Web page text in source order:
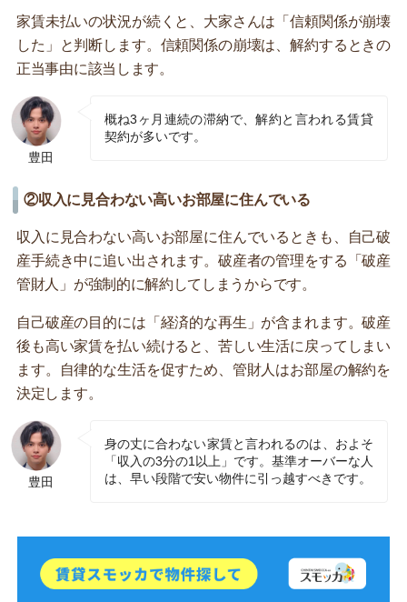
家賃未払いの状況が続くと、大家さんは「信頼関係が崩壊
した」と判断します。信頼関係の崩壊は、解約するときの
正当事由に該当します。
豊田
概ね3ヶ月連続の滞納で、解約と言われる賃貸
契約が多いです。
②収入に見合わない高いお部屋に住んでいる
収入に見合わない高いお部屋に住んでいるときも、自己破
産手続き中に追い出されます。破産者の管理をする「破産
管財人」が強制的に解約してしまうからです。
自己破産の目的には「経済的な再生」が含まれます。破産
後も高い家賃を払い続けると、苦しい生活に戻ってしまい
ます。自律的な生活を促すため、管財人はお部屋の解約を
決定します。
豊田
身の丈に合わない家賃と言われるのは、およそ
「収入の3分の1以上」です。基準オーバーな人
は、早い段階で安い物件に引っ越すべきです。